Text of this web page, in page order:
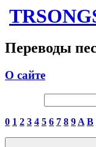
Переводы
О сайте
0 1 2 3 4 5 6 7 8 9 A B